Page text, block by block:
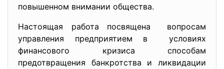
повышенном внимании общества.
Настоящая работа посвящена вопросам
управления предприятием в условиях
финансового кризиса способам
предотвращения банкротства и ликвидации